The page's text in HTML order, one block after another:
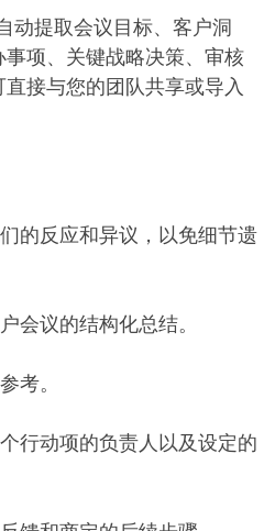
动提取会议目标、客户洞
项、关键战略决策、审核
接与您的团队共享或导入
的反应和异议，以免细节遗
会议的结构化总结。
考。
行动项的负责人以及设定的